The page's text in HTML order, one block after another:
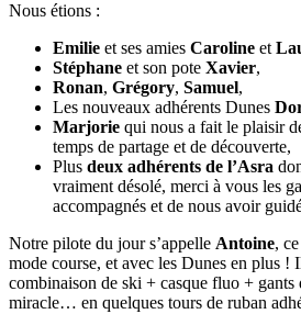
Nous étions :
Emilie et ses amies Caroline et
Stéphane et son pote Xavier,
Ronan, Grégory, Samuel,
Les nouveaux adhérents Dunes
Marjorie qui nous a fait le plaisir
temps de partage et de découverte,
Plus deux adhérents de l’Asra
vraiment désolé, merci à vous les
accompagnés et de nous avoir
Notre pilote du jour s’appelle Antoine,
mode course, et avec les Dunes en plus !
combinaison de ski + casque fluo +
miracle… en quelques tours de ruban